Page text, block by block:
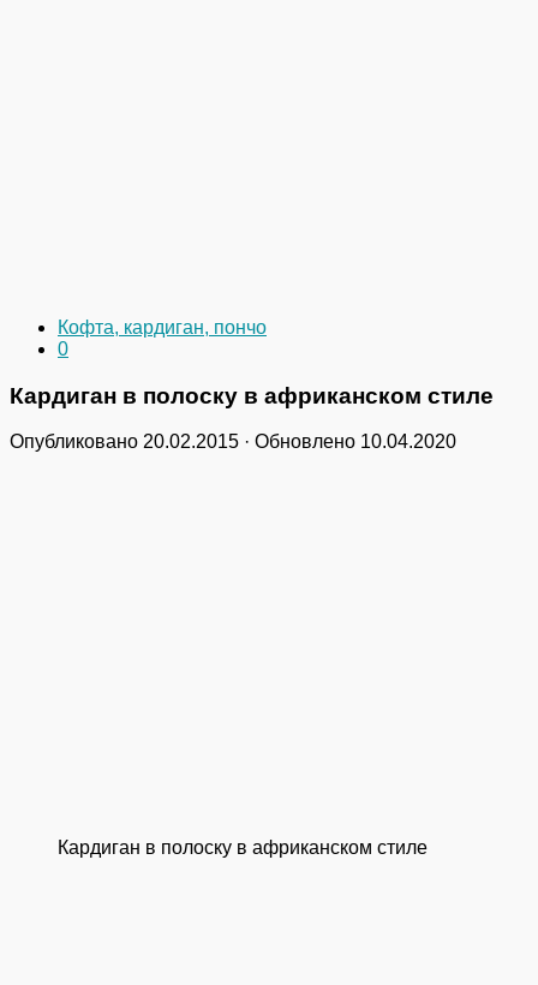
Кофта, кардиган, пончо
0
Кардиган в полоску в африканском стиле
Опубликовано 20.02.2015 · Обновлено 10.04.2020
Кардиган в полоску в африканском стиле